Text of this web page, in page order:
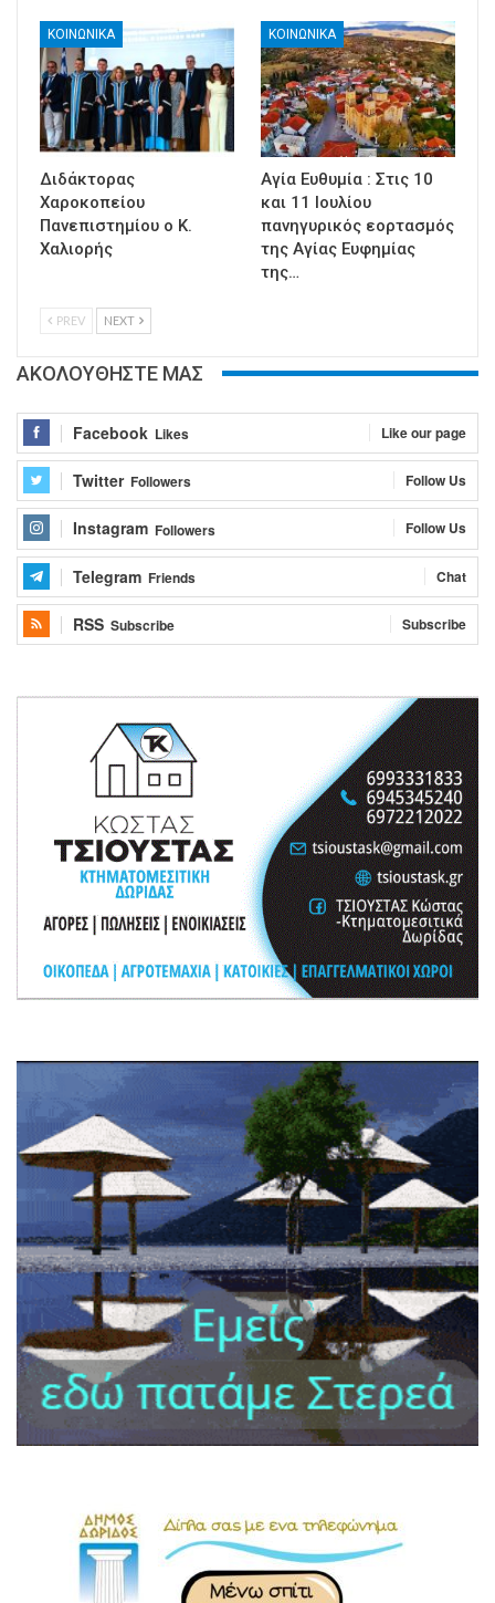
ΚΟΙΝΩΝΙΚΑ
Διδάκτορας
Χαροκοπείου
Πανεπιστημίου ο Κ.
Χαλιορής
ΚΟΙΝΩΝΙΚΑ
Αγία Ευθυμία : Στις 10
και 11 Ιουλίου
πανηγυρικός εορτασμός
της Αγίας Ευφημίας
της…
PREV NEXT
ΑΚΟΛΟΥΘΗΣΤΕ ΜΑΣ
Facebook Likes Like our page
Twitter Followers Follow Us
Instagram Followers Follow Us
Telegram Friends Chat
RSS Subscribe Subscribe